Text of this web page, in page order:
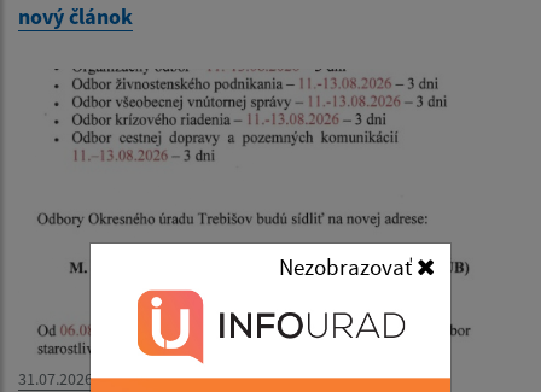
Nezobrazovať
nový článok
31.07.2026